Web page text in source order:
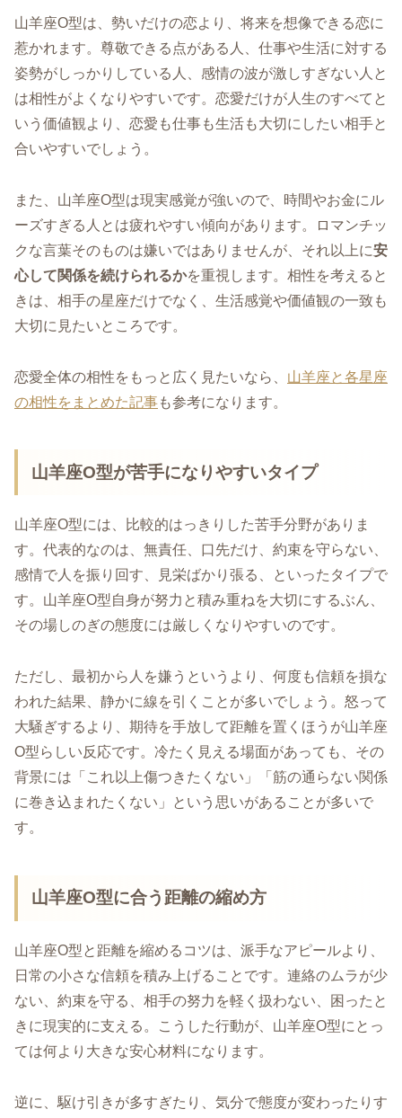
山羊座O型は、勢いだけの恋より、将来を想像できる恋に
惹かれます。尊敬できる点がある人、仕事や生活に対する
姿勢がしっかりしている人、感情の波が激しすぎない人と
は相性がよくなりやすいです。恋愛だけが人生のすべてと
いう価値観より、恋愛も仕事も生活も大切にしたい相手と
合いやすいでしょう。
また、山羊座O型は現実感覚が強いので、時間やお金にル
ーズすぎる人とは疲れやすい傾向があります。ロマンチッ
クな言葉そのものは嫌いではありませんが、それ以上に安
心して関係を続けられるかを重視します。相性を考えると
きは、相手の星座だけでなく、生活感覚や価値観の一致も
大切に見たいところです。
恋愛全体の相性をもっと広く見たいなら、 山羊座と各星座
の相性をまとめた記事も参考になります。
山羊座O型が苦手になりやすいタイプ
山羊座O型には、比較的はっきりした苦手分野がありま
す。代表的なのは、無責任、口先だけ、約束を守らない、
感情で人を振り回す、見栄ばかり張る、といったタイプで
す。山羊座O型自身が努力と積み重ねを大切にするぶん、
その場しのぎの態度には厳しくなりやすいのです。
ただし、最初から人を嫌うというより、何度も信頼を損な
われた結果、静かに線を引くことが多いでしょう。怒って
大騒ぎするより、期待を手放して距離を置くほうが山羊座
O型らしい反応です。冷たく見える場面があっても、その
背景には「これ以上傷つきたくない」「筋の通らない関係
に巻き込まれたくない」という思いがあることが多いで
す。
山羊座O型に合う距離の縮め方
山羊座O型と距離を縮めるコツは、派手なアピールより、
日常の小さな信頼を積み上げることです。連絡のムラが少
ない、約束を守る、相手の努力を軽く扱わない、困ったと
きに現実的に支える。こうした行動が、山羊座O型にとっ
ては何より大きな安心材料になります。
逆に、駆け引きが多すぎたり、気分で態度が変わったりす